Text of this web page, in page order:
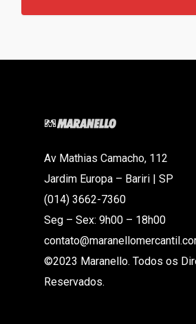
Av Mathias Camacho, 112
Jardim Europa – Bariri | SP
(014) 3662-7360
Seg – Sex: 9h00 – 18h00
©2023 Maranello. Todos os
Reservados.